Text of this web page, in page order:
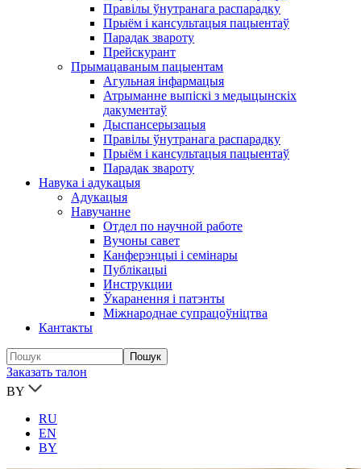
Правілы ўнутранага распарадку
Прыём і кансультацыя пацыентаў
Парадак звароту
Прейскурант
Прымацаваным пацыентам
Агульная інфармацыя
Атрыманне выпіскі з медыцынскіх
дакументаў
Дыспансерызацыя
Правілы ўнутранага распарадку
Прыём і кансультацыя пацыентаў
Парадак звароту
Навука і адукацыя
Адукацыя
Навучанне
Отдел по научной работе
Вучоны савет
Канферэнцыі і семінары
Публікацыi
Инструкции
Ўкаранення і патэнты
Міжнароднае супрацоўніцтва
Кантакты
Заказать талон
BY
RU
EN
BY